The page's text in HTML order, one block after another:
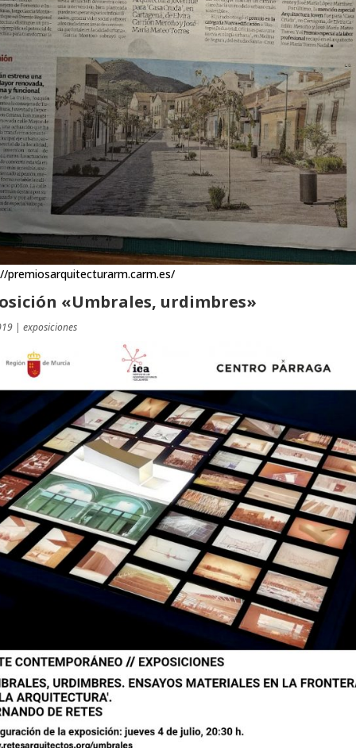
premiosarquitecturarm.carm.es/
«Umbrales, urdimbres»
| exposiciones